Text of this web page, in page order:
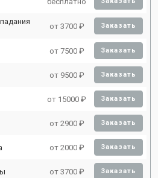
от 3700 ₽ Заказать
от 7500 ₽ Заказать
от 9500 ₽ Заказать
от 15000 ₽ Заказать
от 2900 ₽ Заказать
от 2000 ₽ Заказать
от 3700 ₽ Заказать